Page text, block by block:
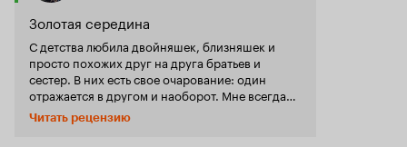
Золотая середина
С детства любила двойняшек, близняшек и
просто похожих друг на друга братьев и
сестер. В них есть свое очарование: один
отражается в другом и наоборот. Мне всегда
интересна их судьба: кто каким станет, кто
чего добьется. Будут ли похожи их жизненные
Читать рецензию